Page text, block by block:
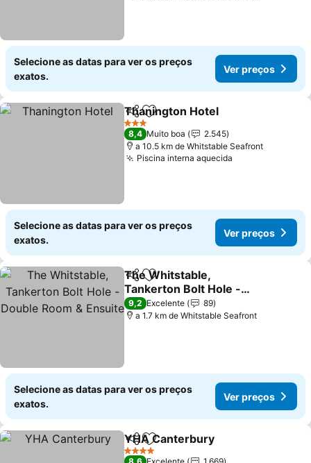
Selecione as datas para ver os preços
exatos.
Ver preços
PartilharAdicionar aos favoritos
Thanington Hotel
3 Estrelas
8,4 Muito boa
2.545
a 10.5 km de Whitstable Seafront
Piscina interna aquecida
Selecione as datas para ver os preços
exatos.
Ver preços
PartilharAdicionar aos favoritos
The Whitstable,
Tankerton Bolt Hole -
Double Room & Ensuite
Ver preços
9,2 Excelente
89
a 1.7 km de Whitstable Seafront
Selecione as datas para ver os preços
exatos.
Ver preços
PartilharAdicionar aos favoritos
YHA Canterbury
4 Estrelas